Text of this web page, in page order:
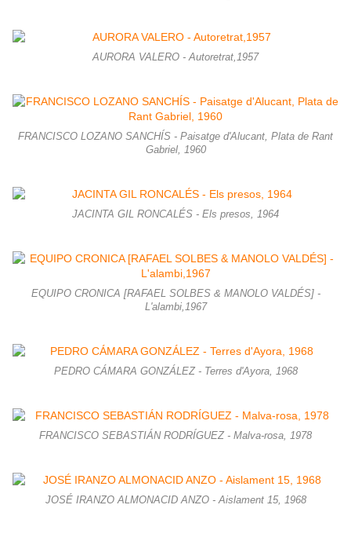
AURORA VALERO - Autoretrat,1957
FRANCISCO LOZANO SANCHÍS - Paisatge d'Alucant, Plata de Rant
Gabriel, 1960
JACINTA GIL RONCALÉS - Els presos, 1964
EQUIPO CRONICA [RAFAEL SOLBES & MANOLO VALDÉS] -
L'alambi,1967
PEDRO CÁMARA GONZÁLEZ - Terres d'Ayora, 1968
FRANCISCO SEBASTIÁN RODRÍGUEZ - Malva-rosa, 1978
JOSÉ IRANZO ALMONACID ANZO - Aislament 15, 1968